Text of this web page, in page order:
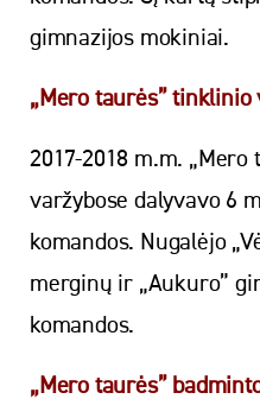
gimnazijos mokiniai.
„Mero taurės” tinklinio
2017-2018 m.m.
varžybose dalyvavo 6
komandos. Nugalėjo
merginų ir „Aukuro”
komandos.
„Mero taurės”